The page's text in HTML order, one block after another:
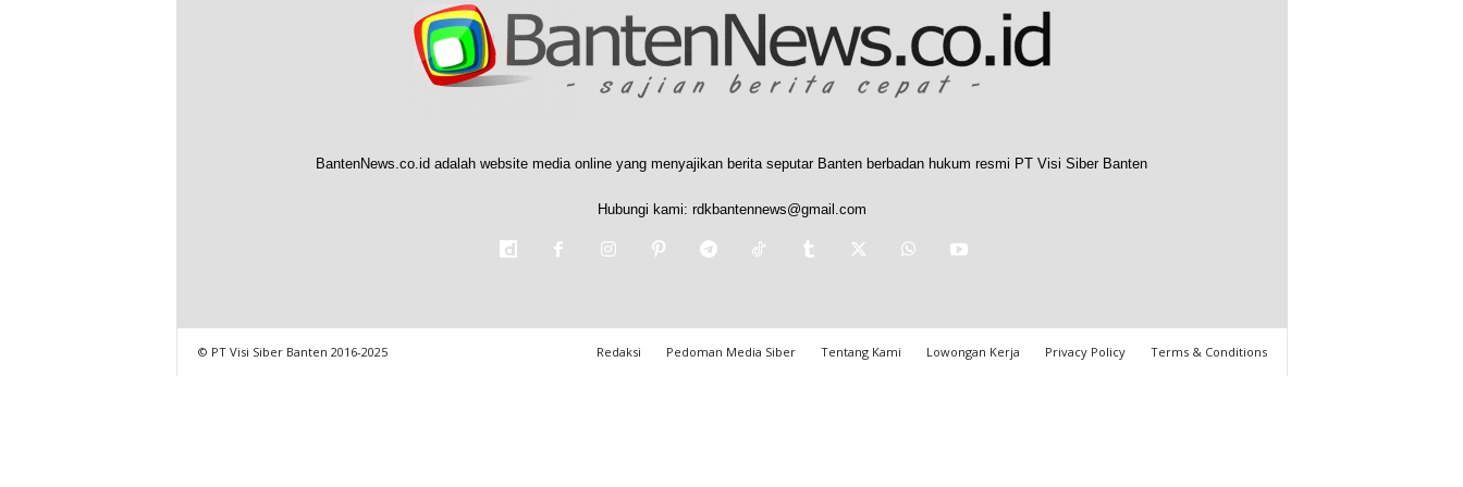
BantenNews.co.id adalah website media online yang menyajikan berita seputar Banten berbadan hukum resmi PT Visi Siber Banten
Hubungi kami: rdkbantennews@gmail.com
Redaksi Pedoman Media Siber Tentang Kami Lowongan Kerja Privacy Policy Terms & Conditions
© PT Visi Siber Banten 2016-2025